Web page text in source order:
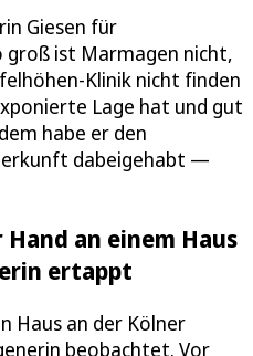
Giesen für
groß ist Marmagen nicht,
Klinik nicht finden
Lage hat und gut
habe er den
dabeigehabt —
an einem Haus
ertappt
Haus an der Kölner
beobachtet. Vor